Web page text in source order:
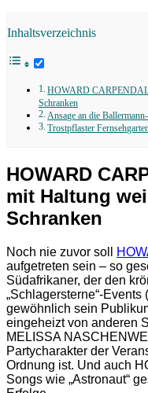
Inhaltsverzeichnis
HOWARD
Schranken
Ansage an die
Trostpflaster
HOWARD
mit Haltung
Schranken
Noch nie zuvor soll
aufgetreten sein – so
Südafrikaner, der den
„Schlagersterne“-
gewöhnlich sein
eingeheizt von anderen
MELISSA
Partycharakter der
Ordnung ist. Und auch
Songs wie „Astronaut“